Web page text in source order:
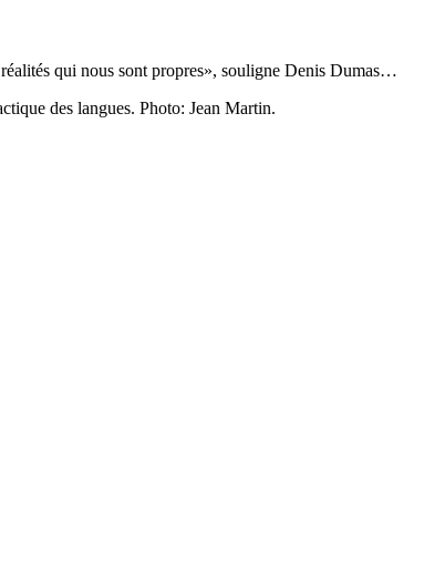
qui nous sont propres», souligne Denis Dumas…
des langues. Photo: Jean Martin.